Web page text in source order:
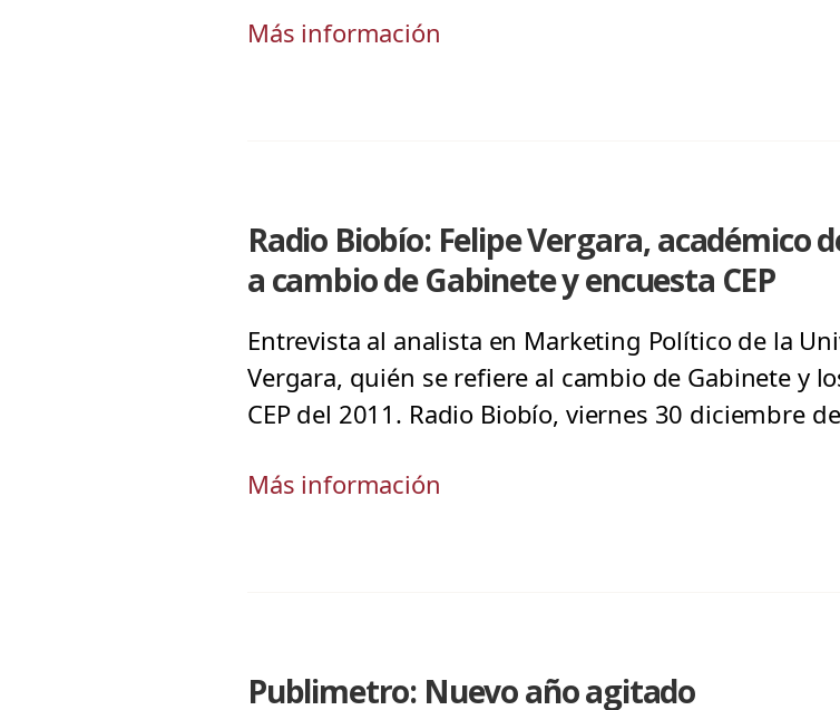
Más información
Radio Biobío: Felipe Vergara, académico
a cambio de Gabinete y encuesta CEP
Entrevista al analista en Marketing Político de la
Vergara, quién se refiere al cambio de Gabinete y
CEP del 2011. Radio Biobío, viernes 30 diciembre
Más información
Publimetro: Nuevo año agitado